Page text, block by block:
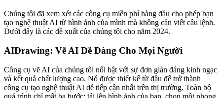
Chúng tôi đã xem xét các công cụ miễn phí hàng đầu cho phép bạn
tạo nghệ thuật AI từ hình ảnh của mình mà không cần viết câu lệnh.
Dưới đây là các đề xuất của chúng tôi cho năm 2024.
AIDrawing: Vẽ AI Dễ Dàng Cho Mọi Người
Công cụ vẽ AI của chúng tôi nổi bật với sự đơn giản đáng kinh ngạc
và kết quả chất lượng cao. Nó được thiết kế từ đầu để trở thành
công cụ tạo nghệ thuật AI dễ tiếp cận nhất trên thị trường. Toàn bộ
quá trình chỉ mất ba bước: tải lên hình ảnh của bạn, chọn một phong